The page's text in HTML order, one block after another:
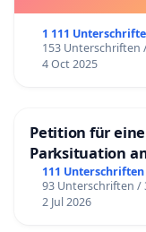
1 111
153 Unterschriften
4 Oct 2025
Petition für
Parksituation
111 Unterschriften
93 Unterschriften /
2 Jul 2026